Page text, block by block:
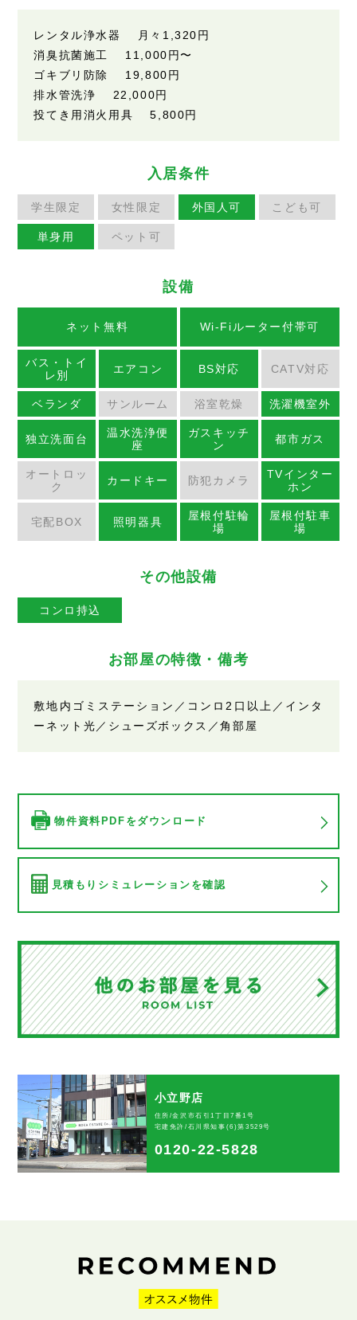
レンタル浄水器 月々1,320円
消臭抗菌施工 11,000円〜
ゴキブリ防除 19,800円
排水管洗浄 22,000円
投てき用消火用具 5,800円
入居条件
学生限定 女性限定 外国人可 こども可
単身用 ペット可
設備
ネット無料 Wi-Fiルーター付帯可
バス・トイ
レ別
エアコン BS対応 CATV対応
ベランダ サンルーム 浴室乾燥 洗濯機室外
独立洗面台
温水洗浄便
座
ガスキッチ
ン
都市ガス
オートロッ
ク
カードキー 防犯カメラ
TVインター
ホン
宅配BOX 照明器具
屋根付駐輪
場
屋根付駐車
場
その他設備
コンロ持込
お部屋の特徴・備考
敷地内ゴミステーション／コンロ2口以上／インタ
ーネット光／シューズボックス／角部屋
物件資料PDFをダウンロード
見積もりシミュレーションを確認
小立野店
住所/金沢市石引1丁目7番1号
宅建免許/石川県知事(6)第3529号
0120-22-5828